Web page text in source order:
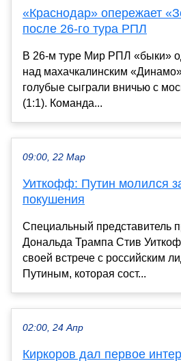
«Краснодар» опережает
после 26-го тура РПЛ
В 26-м туре Мир РПЛ «быки»
над махачкалинским
голубые сыграли вничью с
(1:1). Команда...
09:00, 22 Мар
Уиткофф: Путин молился
покушения
Специальный представитель
Дональда Трампа Стив
своей встрече с российским
Путиным, которая сост...
02:00, 24 Апр
Киркоров дал первое